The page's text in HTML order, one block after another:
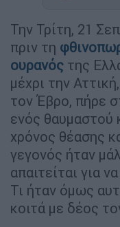
Την Τρίτη, 21
πριν τη
ουρανός της
μέχρι την
τον Έβρο, πήρε
ενός θαυμαστού
χρόνος θέασης
γεγονός ήταν
απαιτείται για
Τι ήταν όμως
κοιτά με δέος